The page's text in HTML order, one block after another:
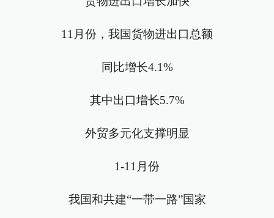
11月份，我国货物进出口总额
同比增长4.1%
其中出口增长5.7%
外贸多元化支撑明显
1-11月份
我国和共建“一带一路”国家